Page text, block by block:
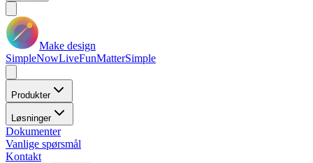
Make design
SimpleNowLiveFunMatterSimple
Produkter
Løsninger
Dokumenter
Vanlige spørsmål
Kontakt